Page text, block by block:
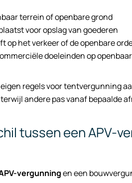
terrein of openbare grond
voor opslag van goederen
op het verkeer of de openbare
doeleinden op
regels voor tentvergunning
andere pas vanaf bepaalde
tussen een APV-
vergunningen een